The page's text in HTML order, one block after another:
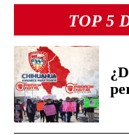
TOP 5